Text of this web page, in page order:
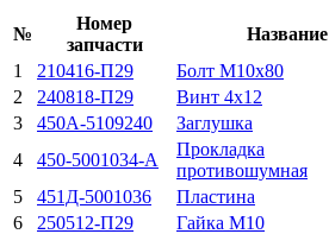
№
Номер
запчасти
Название
1
210416-П29 Болт M10x80
2
240818-П29 Винт 4x12
3
450А-5109240 Заглушка
4
450-5001034-А
Прокладка
противошумная
5
451Д-5001036 Пластина
6
250512-П29 Гайка М10